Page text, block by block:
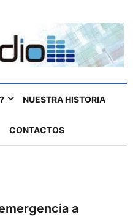
NUESTRA HISTORIA
CONTACTOS
a